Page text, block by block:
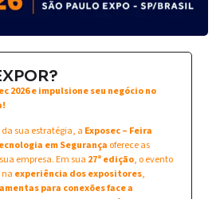
2026 e impulsione seu negócio no
sua estratégia, a Exposec – Feira
em Segurança oferece as
empresa. Em sua 27ª edição, o evento
experiência dos expositores,
para conexões face a